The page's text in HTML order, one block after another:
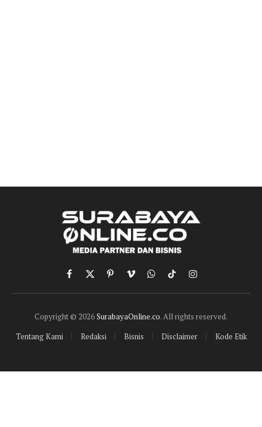
Facebook
X
(Twitter)
PinterestVimeoWhatsApp
TikTokInstagram
Copyright © 2026SurabayaOnline.co. All rights reserved.
Tentang Kami
Redaksi Bisnis Disclaimer Kode Etik